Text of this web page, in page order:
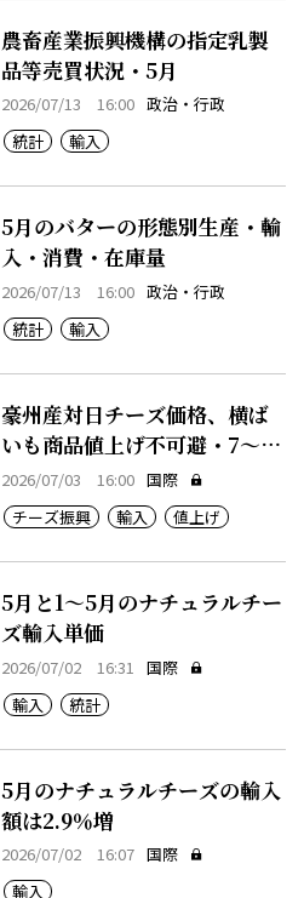
農畜産業振興機構の指定乳製
品等売買状況・5月
2026/07/13 16:00 政治・行政
統計
輸入
5月のバターの形態別生産・輸
入・消費・在庫量
2026/07/13 16:00 政治・行政
統計
輸入
豪州産対日チーズ価格、横ば
いも商品値上げ不可避・7～12
月期
2026/07/03 16:00 国際
チーズ振興
輸入 値上げ
5月と1～5月のナチュラルチー
ズ輸入単価
2026/07/02 16:31
国際
輸入
統計
5月のナチュラルチーズの輸入
額は2.9％増
2026/07/02 16:07 国際
輸入